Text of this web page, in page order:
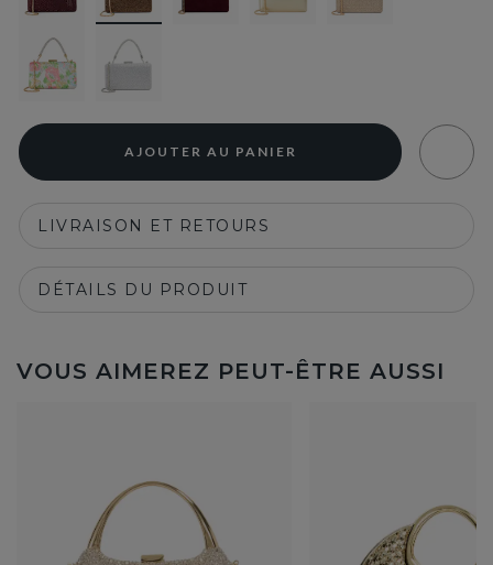
AJOUTER AU PANIER
LIVRAISON ET RETOURS
DÉTAILS DU PRODUIT
VOUS AIMEREZ PEUT-ÊTRE AUSSI